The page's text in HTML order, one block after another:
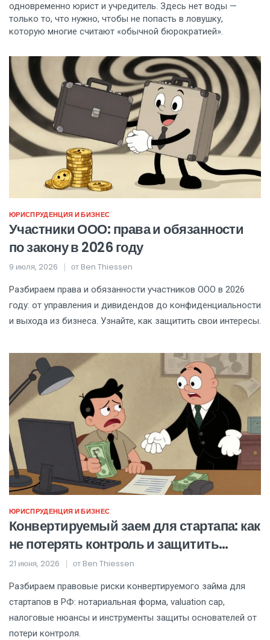
одновременно юрист и учредитель. Здесь нет воды —
только то, что нужно, чтобы не попасть в ловушку,
которую многие считают «обычной бюрократией».
ЮРИСПРУДЕНЦИЯ И БИЗНЕС
Участники ООО: права и обязанности
по закону в 2026 году
9 июля, 2026 от Ben Thiessen
Разбираем права и обязанности участников ООО в 2026
году: от управления и дивидендов до конфиденциальности
и выхода из бизнеса. Узнайте, как защитить свои интересы.
ЮРИСПРУДЕНЦИЯ И БИЗНЕС
Конвертируемый заем для стартапа: как
не потерять контроль и защитить
компанию от рисков
21 июня, 2026 от Ben Thiessen
Разбираем правовые риски конвертируемого займа для
стартапов в РФ: нотариальная форма, valuation cap,
налоговые нюансы и инструменты защиты основателей от
потери контроля.